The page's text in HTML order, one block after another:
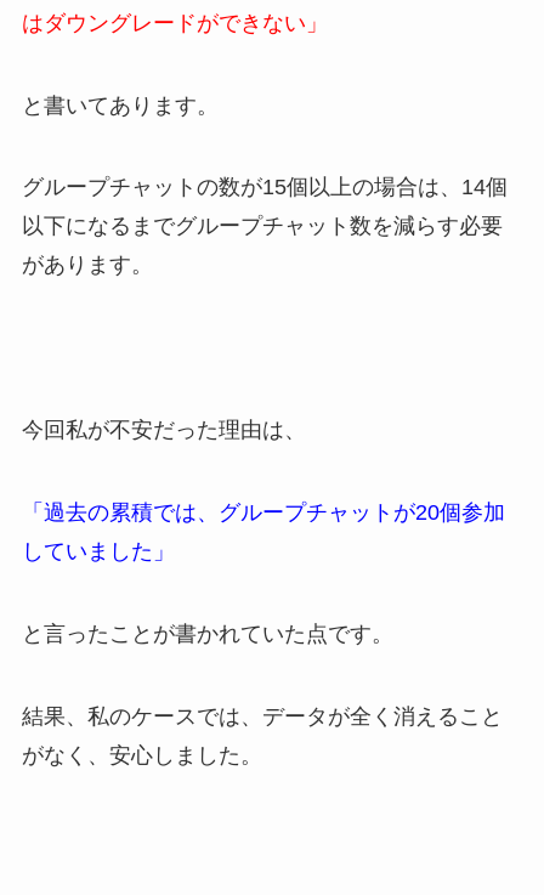
はダウングレードができない」
と書いてあります。
グループチャットの数が15個以上の場合は、14個
以下になるまでグループチャット数を減らす必要
があります。
今回私が不安だった理由は、
「過去の累積では、グループチャットが20個参加
していました」
と言ったことが書かれていた点です。
結果、私のケースでは、データが全く消えること
がなく、安心しました。